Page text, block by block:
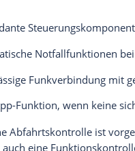
einverstanden, dass
Drittplattformen
ist
Betriebsbereiche
Streckenabschnitt
eine